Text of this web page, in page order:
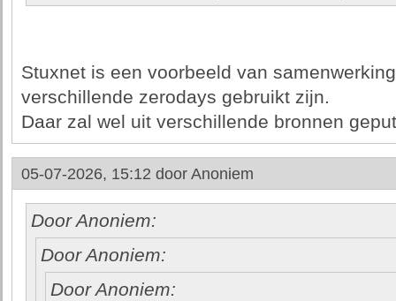
Stuxnet is een voorbeeld van
verschillende zerodays gebruikt zijn.
Daar zal wel uit verschillende bronnen
05-07-2026, 15:12 door Anoniem
Door Anoniem:
Door Anoniem:
Door Anoniem: